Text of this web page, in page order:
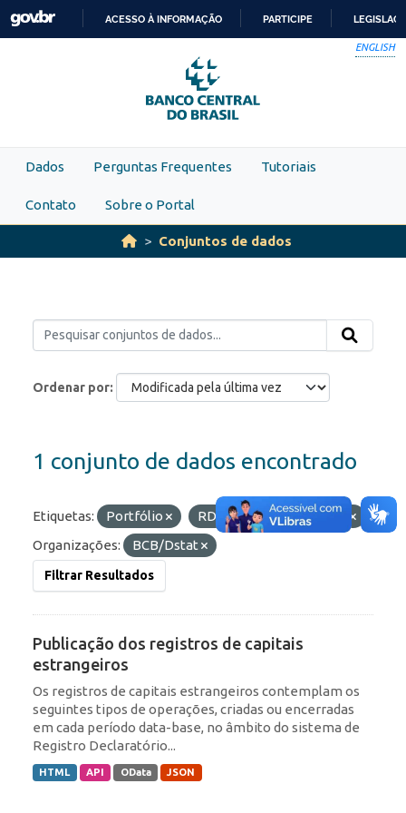
Skip to main content
PARA
O
CONTEÚDO
ACESSO À INFORMAÇÃO PARTICIPE
ENGLISH
Dados Perguntas Frequentes Tutoriais
Contato Sobre o Portal
Conjuntos de dados
Ordenar por
1 conjunto de dados encontrado
Etiquetas: Portfólio RDE Formatos:
API
Organizações:
BCB/Dstat
Filtrar Resultados
Publicação dos registros de capitais
estrangeiros
Os registros de capitais estrangeiros contemplam os
seguintes tipos de operações, criadas ou encerradas
em cada período data-base, no âmbito do sistema de
Registro Declaratório...
HTML API OData JSON